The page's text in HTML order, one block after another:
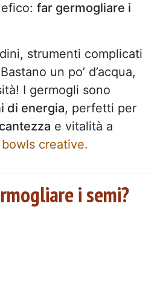
far germogliare i
strumenti complicati
Bastano un po’ d’acqua,
I germogli sono
di energia, perfetti per
e vitalità a
bowls creative.
i semi?